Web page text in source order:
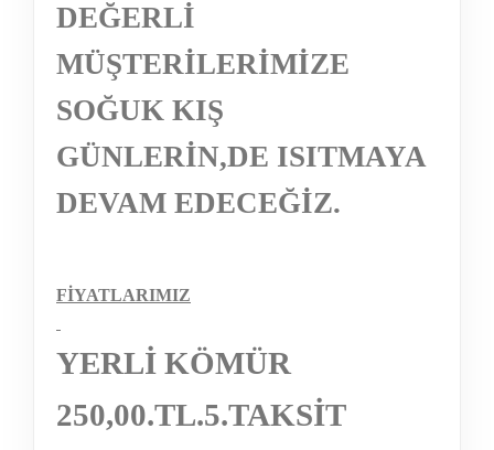
DEĞERLİ
MÜŞTERİLERİMİZE
SOĞUK KIŞ
GÜNLERİN,DE ISITMAYA
DEVAM EDECEĞİZ.
FİYATLARIMIZ
YERLİ KÖMÜR
250,00.TL.5.TAKSİT